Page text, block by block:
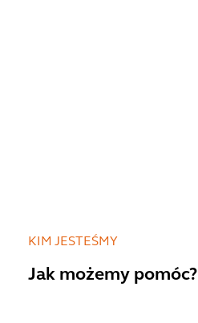
KIM JESTEŚMY
Jak możemy pomóc?